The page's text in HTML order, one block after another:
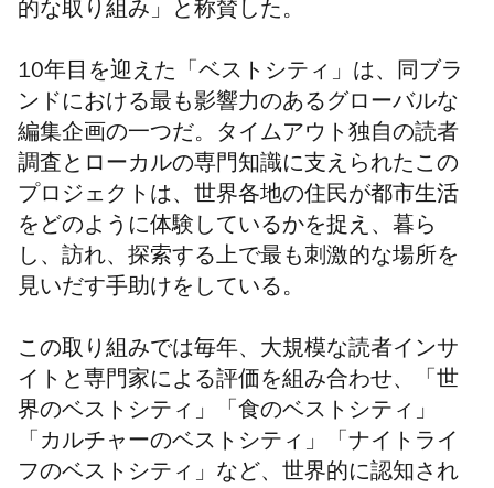
的な取り組み」と称賛した。
10年目を迎えた「ベストシティ」は、同ブラ
ンドにおける最も影響力のあるグローバルな
編集企画の一つだ。タイムアウト独自の読者
調査とローカルの専門知識に支えられたこの
プロジェクトは、世界各地の住民が都市生活
をどのように体験しているかを捉え、暮ら
し、訪れ、探索する上で最も刺激的な場所を
見いだす手助けをしている。
この取り組みでは毎年、大規模な読者インサ
イトと専門家による評価を組み合わせ、「世
界のベストシティ」「食のベストシティ」
「カルチャーのベストシティ」「ナイトライ
フのベストシティ」など、世界的に認知され